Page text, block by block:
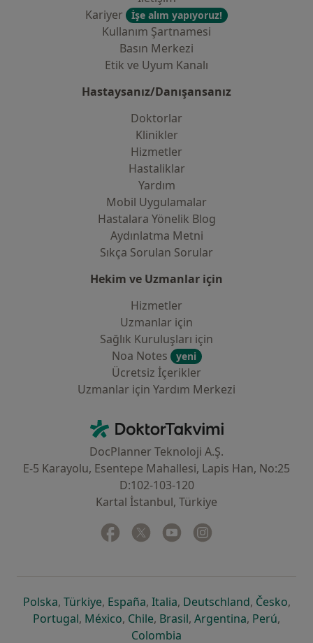
Kariyer
İşe alım yapıyoruz!
Kullanım Şartnamesi
Basın Merkezi
Etik ve Uyum Kanalı
Hastaysanız/Danışansanız
Doktorlar
Klinikler
Hizmetler
Hastaliklar
Yardım
Mobil Uygulamalar
Hastalara Yönelik Blog
Aydınlatma Metni
Sıkça Sorulan Sorular
Hekim ve Uzmanlar için
Hizmetler
Uzmanlar için
Sağlık Kuruluşları için
Noa Notes
yeni
Ücretsiz İçerikler
Uzmanlar için Yardım Merkezi
DoktorTakvimi - Ana Sayfa
DocPlanner Teknoloji A.Ş.
E-5 Karayolu, Esentepe Mahallesi, Lapis Han, No:25
D:102-103-120
Kartal İstanbul, Türkiye
Facebook
yeni bir sekmede açılır
Twitter
yeni bir sekmede açılır
Youtube
yeni bir sekmede açılır
Polskayeni bir sekmede açılır
, Türkiyeyeni bir sekmede açılır
, Españayeni bir sekmede açılır
, Italiayeni bir sekmede açılır
, Deutschlandyeni bir
, Českoyeni
,
Portugalyeni bir sekmede açılır
, Méxicoyeni bir sekmede açılır
, Chileyeni bir sekmede açılır
, Brasilyeni bir sekmede açılır
, Argentinayeni bir
, Perúyeni
,
Colombia